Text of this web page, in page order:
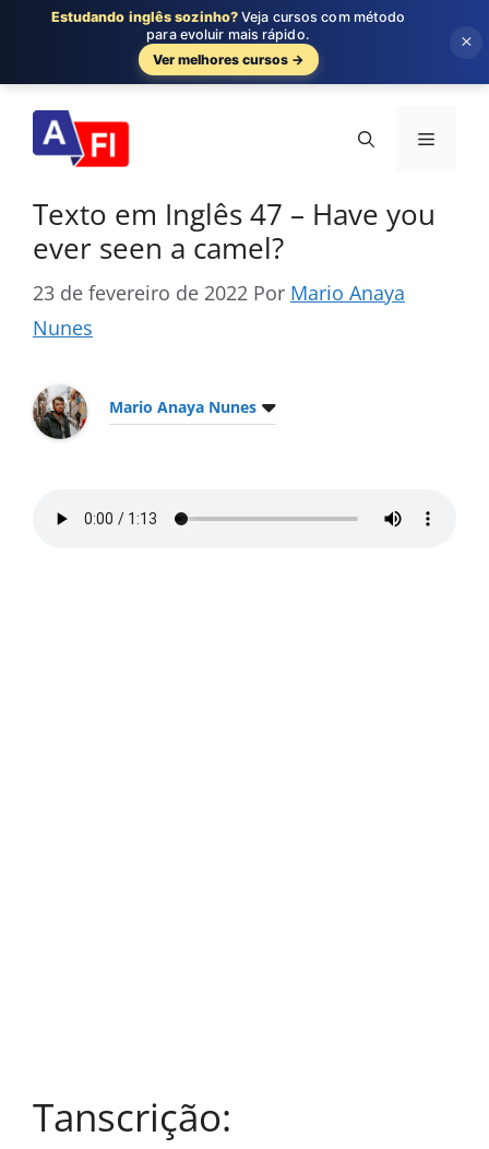
para
conteúdo
Menu
Texto em Inglês 47 – Have you
ever seen a camel?
23 de fevereiro de 2022 Por Mario Anaya
Nunes
Mario Anaya Nunes
Tanscrição:
Estudando inglês sozinho? Veja cursos com método
para evoluir mais rápido.
Ver melhores cursos →
×